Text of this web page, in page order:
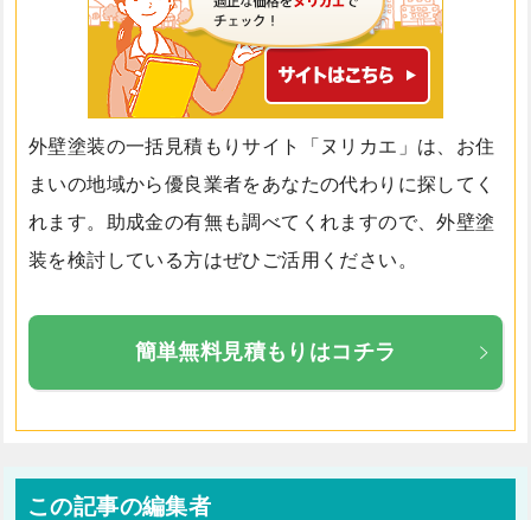
外壁塗装の一括見積もりサイト「ヌリカエ」は、お住
まいの地域から優良業者をあなたの代わりに探してく
れます。助成金の有無も調べてくれますので、外壁塗
装を検討している方はぜひご活用ください。
簡単無料見積もりはコチラ
この記事の編集者